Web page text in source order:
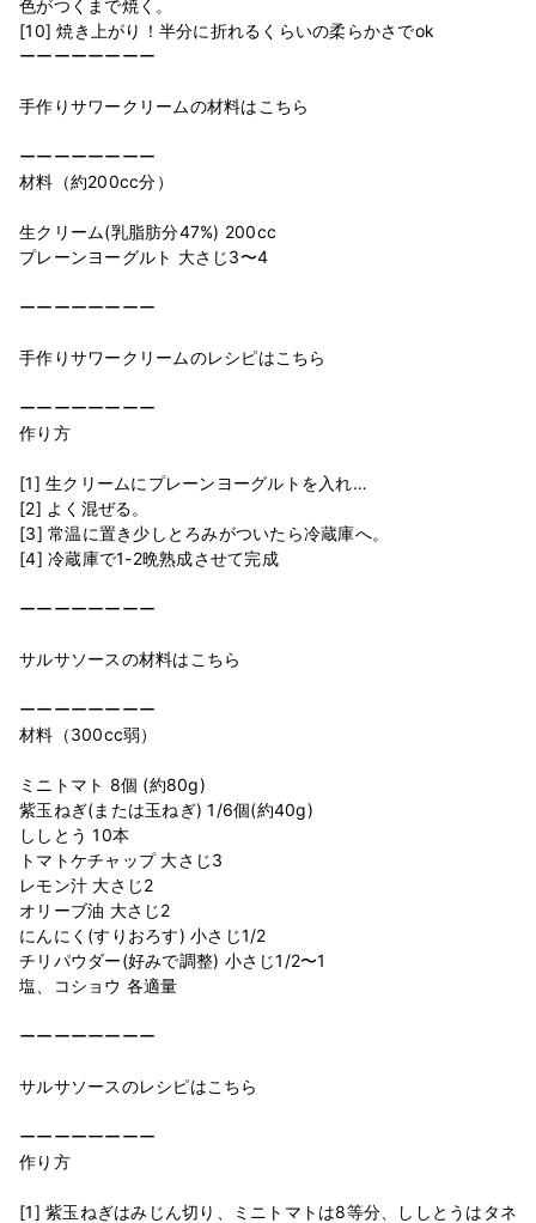
色がつくまで焼く。
[10] 焼き上がり！半分に折れるくらいの柔らかさでok
ーーーーーーーー
手作りサワークリームの材料はこちら
ーーーーーーーー
材料（約200cc分）
生クリーム(乳脂肪分47%) 200cc
プレーンヨーグルト 大さじ3〜4
ーーーーーーーー
手作りサワークリームのレシピはこちら
ーーーーーーーー
作り方
[1] 生クリームにプレーンヨーグルトを入れ…
[2] よく混ぜる。
[3] 常温に置き少しとろみがついたら冷蔵庫へ。
[4] 冷蔵庫で1-2晩熟成させて完成
ーーーーーーーー
サルサソースの材料はこちら
ーーーーーーーー
材料（300cc弱）
ミニトマト 8個 (約80g)
紫玉ねぎ(または玉ねぎ) 1/6個(約40g)
ししとう 10本
トマトケチャップ 大さじ3
レモン汁 大さじ2
オリーブ油 大さじ2
にんにく(すりおろす) 小さじ1/2
チリパウダー(好みで調整) 小さじ1/2〜1
塩、コショウ 各適量
ーーーーーーーー
サルサソースのレシピはこちら
ーーーーーーーー
作り方
[1] 紫玉ねぎはみじん切り、ミニトマトは8等分、ししとうはタネ